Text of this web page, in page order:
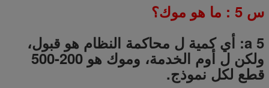
س 5 : ما هو موك؟
a 5: أي كمية ل محاكمة النظام هو قبول،
ولكن ل أوم الخدمة، وموك هو 200-500
قطع لكل نموذج.